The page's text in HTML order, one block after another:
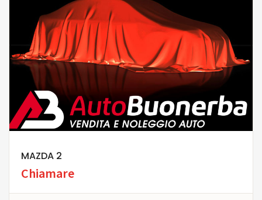
MAZDA 2
Chiamare